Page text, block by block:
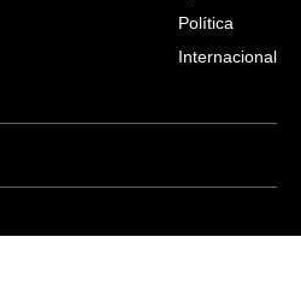
Política
Internacional